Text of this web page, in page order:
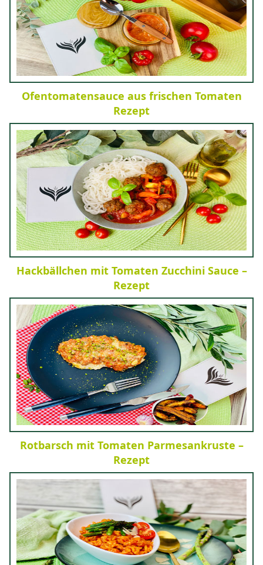
Ofentomatensauce aus frischen Tomaten
Rezept
Hackbällchen mit Tomaten Zucchini Sauce –
Rezept
Rotbarsch mit Tomaten Parmesankruste –
Rezept